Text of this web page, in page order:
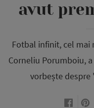
avut
Fotbal infinit, cel mai
Corneliu Porumboiu,
vorbește